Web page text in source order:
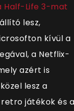
Half-Life 3-mat
lesz,
kívül a
a Netflix-
azért is
lesz a
játékok és